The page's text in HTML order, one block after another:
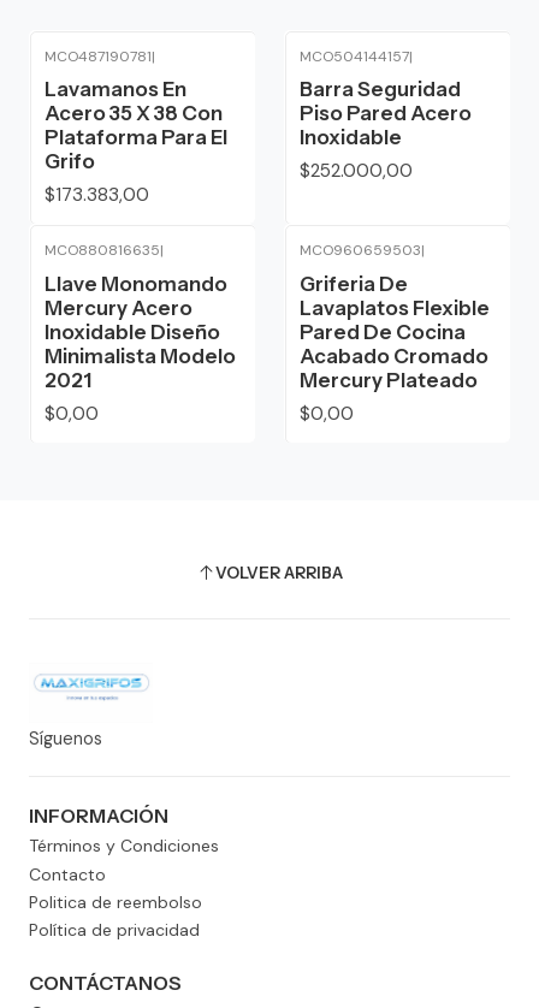
MCO487190781|
Lavamanos En
Acero 35 X 38 Con
Plataforma Para El
Grifo
$173.383,00
MCO504144157|
Barra Seguridad
Piso Pared Acero
Inoxidable
$252.000,00
MCO880816635|
Llave Monomando
Mercury Acero
Inoxidable Diseño
Minimalista Modelo
2021
$0,00
MCO960659503|
Griferia De
Lavaplatos Flexible
Pared De Cocina
Acabado Cromado
Mercury Plateado
$0,00
VOLVER ARRIBA
Síguenos
INFORMACIÓN
Términos y Condiciones
Contacto
Politica de reembolso
Política de privacidad
CONTÁCTANOS